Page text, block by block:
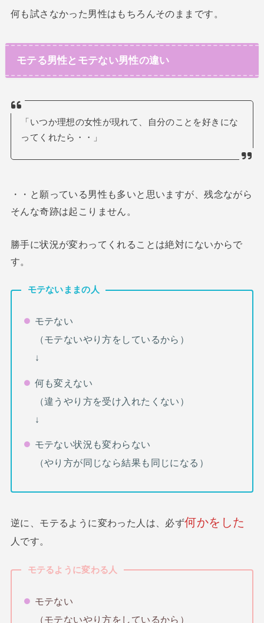
何も試さなかった男性はもちろんそのままです。
モテる男性とモテない男性の違い
「いつか理想の女性が現れて、自分のことを好きにな
ってくれたら・・」
・・と願っている男性も多いと思いますが、残念ながら
そんな奇跡は起こりません。
勝手に状況が変わってくれることは絶対にないからで
す。
モテないままの人
モテない
（モテないやり方をしているから）
↓
何も変えない
（違うやり方を受け入れたくない）
↓
モテない状況も変わらない
（やり方が同じなら結果も同じになる）
逆に、モテるように変わった人は、必ず何かをした
人です。
モテるように変わる人
モテない
（モテないやり方をしているから）